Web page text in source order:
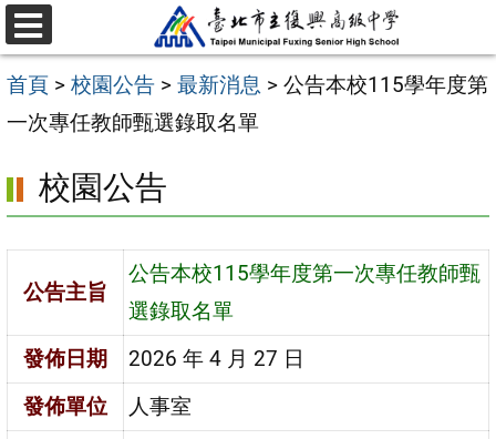
跳
至
主
要
容
區
選
單
首頁 > 校園公告 > 最新消息 > 公告本校115學年度第
一次專任教師甄選錄取名單
校園公告
公告主旨
公告本校115學年度第一次專任教師甄
選錄取名單
發佈日期
2026 年 4 月 27 日
發佈單位
人事室